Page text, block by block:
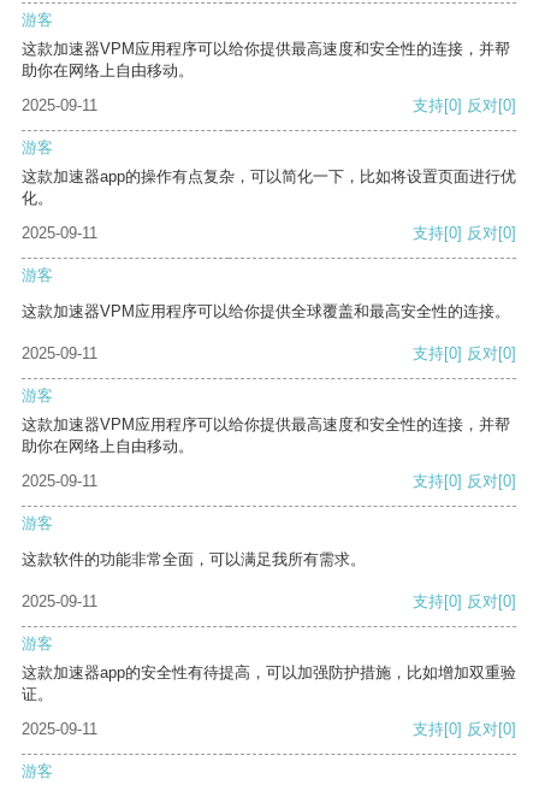
游客
这款加速器VPM应用程序可以给你提供最高速度和安全性的连接，并帮
助你在网络上自由移动。
2025-09-11
支持[0] 反对[0]
游客
这款加速器app的操作有点复杂，可以简化一下，比如将设置页面进行优
化。
2025-09-11
支持[0] 反对[0]
游客
这款加速器VPM应用程序可以给你提供全球覆盖和最高安全性的连接。
2025-09-11 支持[0] 反对[0]
游客
这款加速器VPM应用程序可以给你提供最高速度和安全性的连接，并帮
助你在网络上自由移动。
2025-09-11
支持[0] 反对[0]
游客
这款软件的功能非常全面，可以满足我所有需求。
2025-09-11 支持[0] 反对[0]
游客
这款加速器app的安全性有待提高，可以加强防护措施，比如增加双重验
证。
2025-09-11
支持[0] 反对[0]
游客